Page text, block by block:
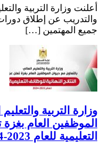
وزارة التربية
عن إطلاق دورات
المهتمين […]
التربية والتعليم
العام بغزة
للعام 2023-2024